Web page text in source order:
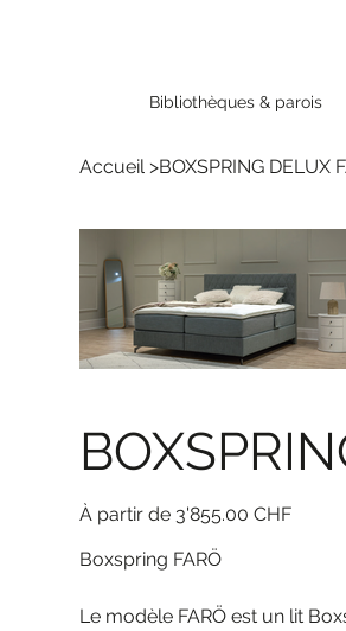
Bibliothèques & parois
Accueil >BOXSPRING DELUX
Prix
3'855.00 CHF
Boxspring FARÖ
Le modèle FARÖ est un lit